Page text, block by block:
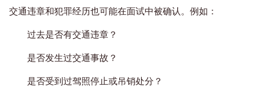
交通违章和犯罪经历也可能在面试中被确认。例如：
过去是否有交通违章？
是否发生过交通事故？
是否受到过驾照停止或吊销处分？